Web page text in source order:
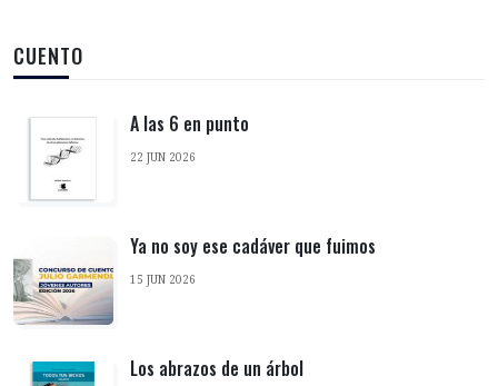
CUENTO
A las 6 en punto
22 JUN 2026
Ya no soy ese cadáver que fuimos
15 JUN 2026
Los abrazos de un árbol